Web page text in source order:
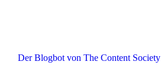
Der Blogbot von The Content Society